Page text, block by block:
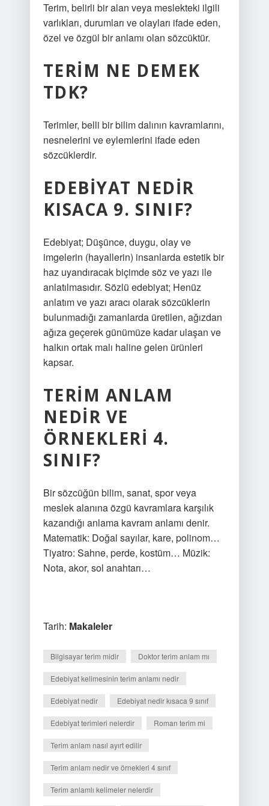
Terim, belirli bir alan veya meslekteki ilgili
varlıkları, durumları ve olayları ifade eden,
özel ve özgül bir anlamı olan sözcüktür.
TERIM NE DEMEK
TDK?
Terimler, belli bir bilim dalının kavramlarını,
nesnelerini ve eylemlerini ifade eden
sözcüklerdir.
EDEBIYAT NEDIR
KISACA 9. SINIF?
Edebiyat; Düşünce, duygu, olay ve
imgelerin (hayallerin) insanlarda estetik bir
haz uyandıracak biçimde söz ve yazı ile
anlatılmasıdır. Sözlü edebiyat; Henüz
anlatım ve yazı aracı olarak sözcüklerin
bulunmadığı zamanlarda üretilen, ağızdan
ağıza geçerek günümüze kadar ulaşan ve
halkın ortak malı haline gelen ürünleri
kapsar.
TERIM ANLAM
NEDIR VE
ÖRNEKLERI 4.
SINIF?
Bir sözcüğün bilim, sanat, spor veya
meslek alanına özgü kavramlara karşılık
kazandığı anlama kavram anlamı denir.
Matematik: Doğal sayılar, kare, polinom…
Tiyatro: Sahne, perde, kostüm… Müzik:
Nota, akor, sol anahtarı…
Tarih: Makaleler
Bilgisayar terim midir Doktor terim anlam mı
Edebiyat kelimesinin terim anlamı nedir
Edebiyat nedir Edebiyat nedir kısaca 9 sınıf
Edebiyat terimleri nelerdir Roman terim mi
Terim anlam nasıl ayırt edilir
Terim anlam nedir ve örnekleri 4 sınıf
Terim anlamlı kelimeler nelerdir